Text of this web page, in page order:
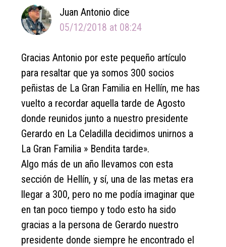
Juan Antonio dice
05/12/2018 at 08:24
Gracias Antonio por este pequeño artículo
para resaltar que ya somos 300 socios
peñistas de La Gran Familia en Hellín, me has
vuelto a recordar aquella tarde de Agosto
donde reunidos junto a nuestro presidente
Gerardo en La Celadilla decidimos unirnos a
La Gran Familia » Bendita tarde».
Algo más de un año llevamos con esta
sección de Hellín, y sí, una de las metas era
llegar a 300, pero no me podía imaginar que
en tan poco tiempo y todo esto ha sido
gracias a la persona de Gerardo nuestro
presidente donde siempre he encontrado el